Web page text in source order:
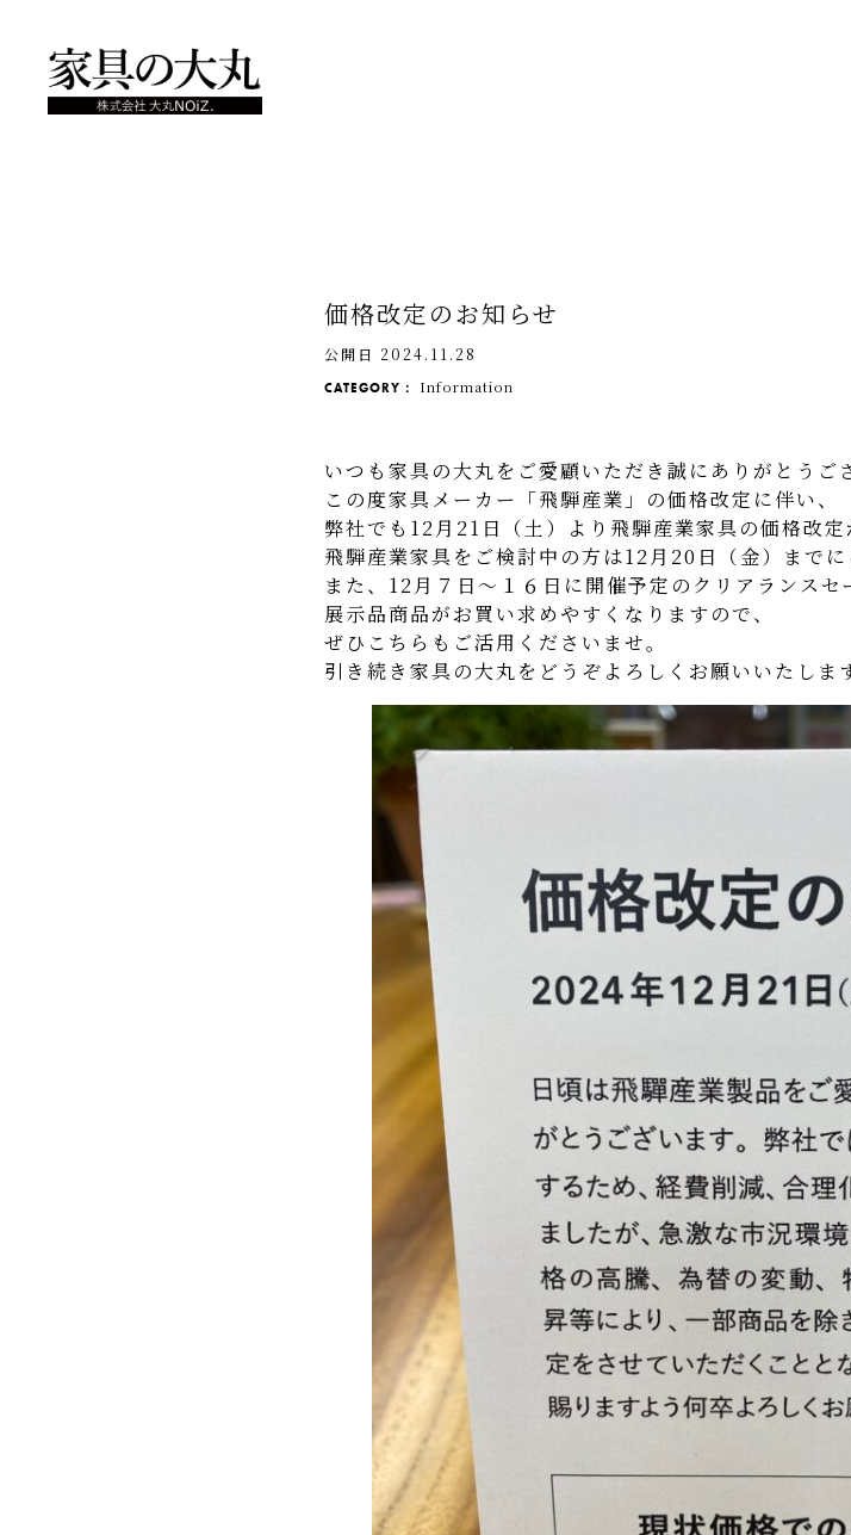
価格改定のお知らせ
公開日 2024.11.28
CATEGORY： Information
いつも家具の大丸をご愛顧いただき誠にありがとうご
この度家具メーカー「飛騨産業」の価格改定に伴い、
弊社でも12月21日（土）より飛騨産業家具の価格改定
飛騨産業家具をご検討中の方は12月20日（金）までに
また、12月７日～１６日に開催予定のクリアランスセ
展示品商品がお買い求めやすくなりますので、
ぜひこちらもご活用くださいませ。
引き続き家具の大丸をどうぞよろしくお願いいたしま